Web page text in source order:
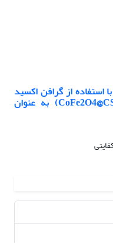
استفاده از گرافن اکسید
تثبت شده بر کبالت فریت (CoFe2O4@CS@GO) به عنوان